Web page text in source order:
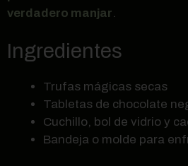
verdadero manjar.
Ingredientes
Trufas mágicas secas
Tabletas de chocolate
Cuchillo, bol de vidrio y
Bandeja o molde para